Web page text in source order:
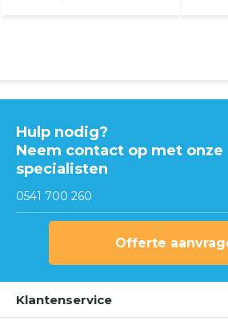
Hulp nodig?
Neem contact op met onze
specialisten
0541 700 260
Offerte
Klantenservice